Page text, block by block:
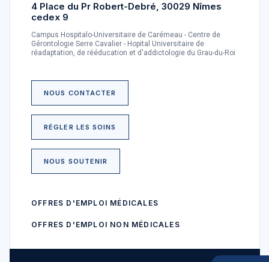
4 Place du Pr Robert-Debré, 30029 Nîmes
cedex 9
Campus Hospitalo-Universitaire de Carémeau - Centre de
Gérontologie Serre Cavalier - Hopital Universitaire de
réadaptation, de rééducation et d'addictologie du Grau-du-Roi
NOUS CONTACTER
RÉGLER LES SOINS
NOUS SOUTENIR
OFFRES D'EMPLOI MÉDICALES
OFFRES D'EMPLOI NON MÉDICALES